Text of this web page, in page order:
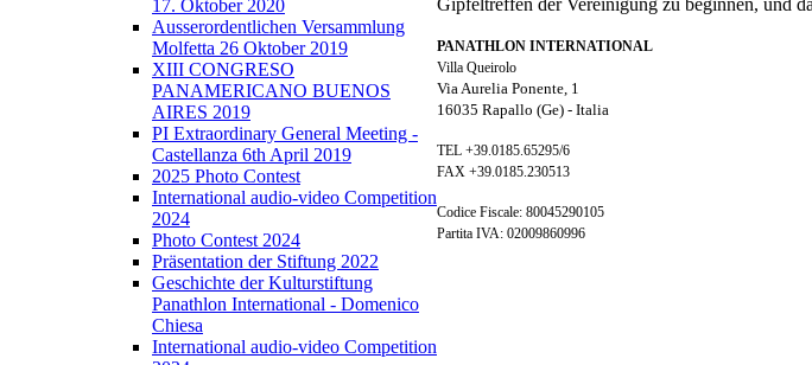
17. Oktober 2020
Ausserordentlichen Versammlung
Molfetta 26 Oktober 2019
XIII CONGRESO
PANAMERICANO BUENOS
AIRES 2019
PI Extraordinary General Meeting -
Castellanza 6th April 2019
2025 Photo Contest
International audio-video Competition
2024
Photo Contest 2024
Präsentation der Stiftung 2022
Geschichte der Kulturstiftung
Panathlon International - Domenico
Chiesa
International audio-video Competition
Gipfeltreffen der Vereinigung zu beginnen, und
PANATHLON INTERNATIONAL
Villa Queirolo
Via Aurelia Ponente, 1
16035 Rapallo (Ge) - Italia
TEL +39.0185.65295/6
FAX +39.0185.230513
Codice Fiscale: 80045290105
Partita IVA: 02009860996